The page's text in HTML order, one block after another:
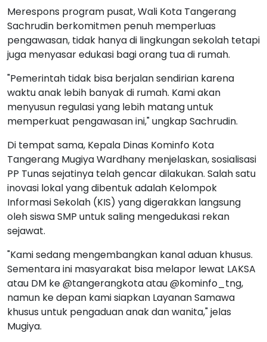
Merespons program pusat, Wali Kota Tangerang
Sachrudin berkomitmen penuh memperluas
pengawasan, tidak hanya di lingkungan sekolah tetapi
juga menyasar edukasi bagi orang tua di rumah.
"Pemerintah tidak bisa berjalan sendirian karena
waktu anak lebih banyak di rumah. Kami akan
menyusun regulasi yang lebih matang untuk
memperkuat pengawasan ini," ungkap Sachrudin.
Di tempat sama, Kepala Dinas Kominfo Kota
Tangerang Mugiya Wardhany menjelaskan, sosialisasi
PP Tunas sejatinya telah gencar dilakukan. Salah satu
inovasi lokal yang dibentuk adalah Kelompok
Informasi Sekolah (KIS) yang digerakkan langsung
oleh siswa SMP untuk saling mengedukasi rekan
sejawat.
"Kami sedang mengembangkan kanal aduan khusus.
Sementara ini masyarakat bisa melapor lewat LAKSA
atau DM ke @tangerangkota atau @kominfo_tng,
namun ke depan kami siapkan Layanan Samawa
khusus untuk pengaduan anak dan wanita," jelas
Mugiya.